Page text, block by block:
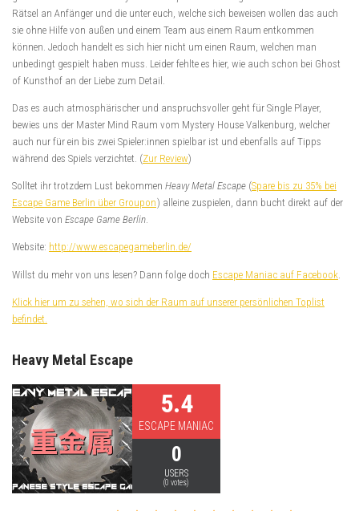
Rätsel an Anfänger und die unter euch, welche sich beweisen wollen das auch
sie ohne Hilfe von außen und einem Team aus einem Raum entkommen
können. Jedoch handelt es sich hier nicht um einen Raum, welchen man
unbedingt gespielt haben muss. Leider fehlte es hier, wie auch schon bei Ghost
of Kunsthof an der Liebe zum Detail.
Das es auch atmosphärischer und anspruchsvoller geht für Single Player,
bewies uns der Master Mind Raum vom Mystery House Valkenburg, welcher
auch nur für ein bis zwei Spieler:innen spielbar ist und ebenfalls auf Tipps
während des Spiels verzichtet. (Zur Review)
Solltet ihr trotzdem Lust bekommen Heavy Metal Escape (Spare bis zu 35% bei
Escape Game Berlin über Groupon) alleine zuspielen, dann bucht direkt auf der
Website von Escape Game Berlin.
Website: http://www.escapegameberlin.de/
Willst du mehr von uns lesen? Dann folge doch Escape Maniac auf Facebook
Klick hier um zu sehen, wo sich der Raum auf unserer persönlichen Toplist
befindet.
Heavy Metal Escape
5.4
ESCAPE MANIAC
0
USERS
(0 votes)